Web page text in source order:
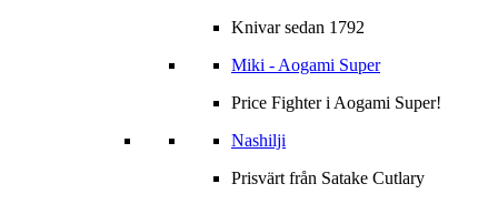
Knivar sedan 1792
Miki - Aogami Super
Price Fighter i Aogami Super!
Nashilji
Prisvärt från Satake Cutlary